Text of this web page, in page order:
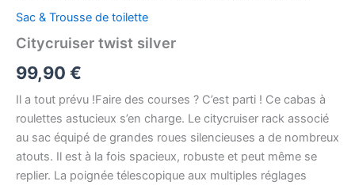
Sac & Trousse de toilette
Citycruiser twist silver
99,90 €
Il a tout prévu !Faire des courses ? C’est parti ! Ce cabas à
roulettes astucieux s’en charge. Le citycruiser rack associé
au sac équipé de grandes roues silencieuses a de nombreux
atouts. Il est à la fois spacieux, robuste et peut même se
replier. La poignée télescopique aux multiples réglages